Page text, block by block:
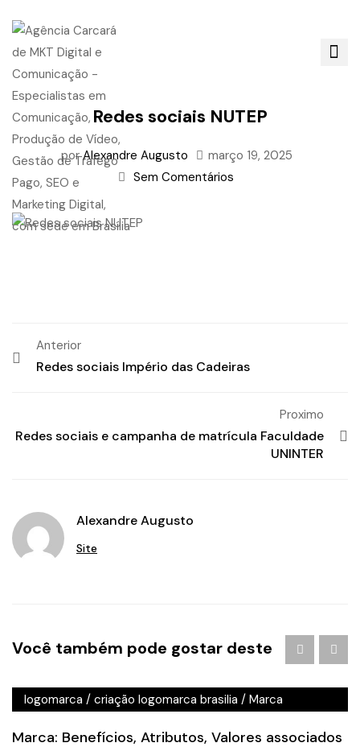
Redes sociais NUTEP
por Alexandre Augusto
março 19, 2025
Sem Comentários
Anterior
Redes sociais Império das Cadeiras
Proximo
Redes sociais e campanha de matrícula Faculdade
UNINTER
Alexandre Augusto
Site
Você também pode gostar deste
agencia de
publicidade em brasilia/Branding/ criação de logo
logomarca / criação logomarca brasilia / Marca
Marca: Benefícios, Atributos, Valores associados